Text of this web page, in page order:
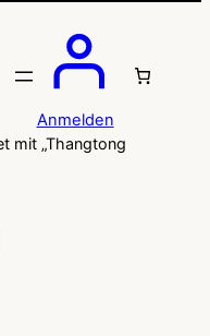
Anmelden
mit „Thangtong